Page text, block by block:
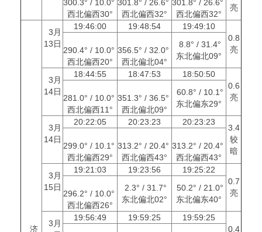
亮
300.3° / 10.0°
西北偏西30°
301.8° / 26.6°
西北偏西32°
301.8° / 26.6°
西北偏西32°
济
3月
13日
19:46:00 19:48:54
19:49:10
0.8
亮
290.4° / 10.0°
西北偏西20°
356.5° / 32.0°
西北偏北04°
8.8° / 31.4°
东北偏北09°
3月
14日
18:44:55 18:47:53
18:50:50
0.6
亮
281.0° / 10.0°
西北偏西11°
351.3° / 36.5°
西北偏北09°
60.8° / 10.1°
东北偏东29°
3月
14日
20:22:05 20:23:23 20:23:23
3.4
较
暗
299.0° / 10.1°
西北偏西29°
313.2° / 20.4°
西北偏西43°
313.2° / 20.4°
西北偏西43°
3月
15日
19:21:03 19:23:56
19:25:22
0.7
亮
296.2° / 10.0°
西北偏西26°
2.3° / 31.7°
东北偏北02°
50.2° / 21.0°
东北偏东40°
3月
19:56:49 19:59:25
19:59:25
0.4